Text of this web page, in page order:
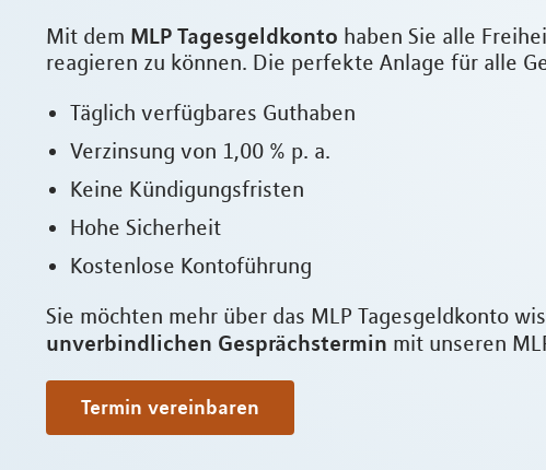
Mit dem MLP Tagesgeldkonto haben Sie alle
reagieren zu können. Die perfekte Anlage für alle
Täglich verfügbares Guthaben
Verzinsung von 1,00 % p. a.
Keine Kündigungsfristen
Hohe Sicherheit
Kostenlose Kontoführung
Sie möchten mehr über das MLP Tagesgeldkonto
unverbindlichen Gesprächstermin mit unseren
Termin vereinbaren